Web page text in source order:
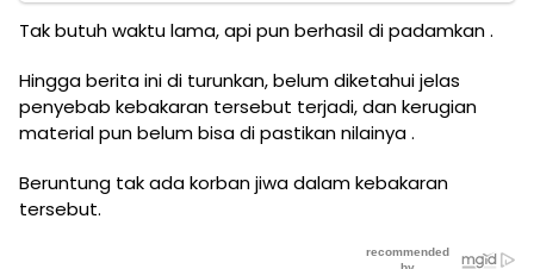
Tak butuh waktu lama, api pun berhasil di padamkan .
Hingga berita ini di turunkan, belum diketahui jelas
penyebab kebakaran tersebut terjadi, dan kerugian
material pun belum bisa di pastikan nilainya .
Beruntung tak ada korban jiwa dalam kebakaran
tersebut.